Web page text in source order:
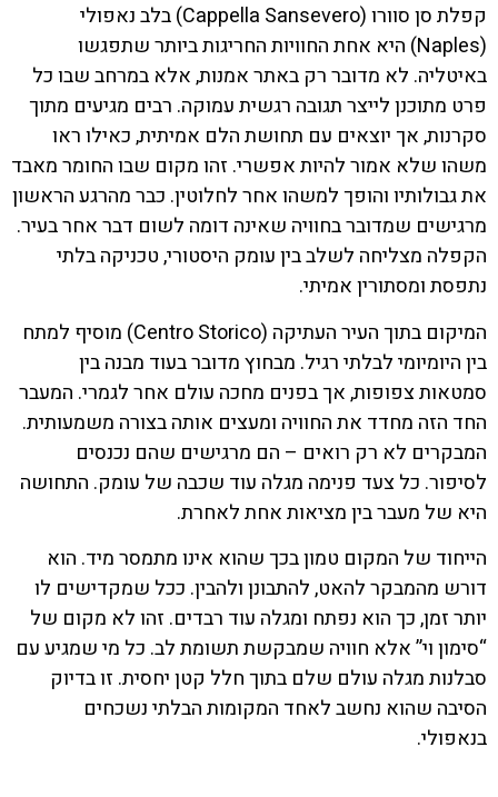
קפלת סן סוורו (Cappella Sansevero) בלב נאפולי
(Naples) היא אחת החוויות החריגות ביותר שתפגשו
באיטליה. לא מדובר רק באתר אמנות, אלא במרחב שבו כל
פרט מתוכנן לייצר תגובה רגשית עמוקה. רבים מגיעים מתוך
סקרנות, אך יוצאים עם תחושת הלם אמיתית, כאילו ראו
משהו שלא אמור להיות אפשרי. זהו מקום שבו החומר מאבד
את גבולותיו והופך למשהו אחר לחלוטין. כבר מהרגע הראשון
מרגישים שמדובר בחוויה שאינה דומה לשום דבר אחר בעיר.
הקפלה מצליחה לשלב בין עומק היסטורי, טכניקה בלתי
נתפסת ומסתורין אמיתי.
המיקום בתוך העיר העתיקה (Centro Storico) מוסיף למתח
בין היומיומי לבלתי רגיל. מבחוץ מדובר בעוד מבנה בין
סמטאות צפופות, אך בפנים מחכה עולם אחר לגמרי. המעבר
החד הזה מחדד את החוויה ומעצים אותה בצורה משמעותית.
המבקרים לא רק רואים – הם מרגישים שהם נכנסים
לסיפור. כל צעד פנימה מגלה עוד שכבה של עומק. התחושה
היא של מעבר בין מציאות אחת לאחרת.
הייחוד של המקום טמון בכך שהוא אינו מתמסר מיד. הוא
דורש מהמבקר להאט, להתבונן ולהבין. ככל שמקדישים לו
יותר זמן, כך הוא נפתח ומגלה עוד רבדים. זהו לא מקום של
“סימון וי” אלא חוויה שמבקשת תשומת לב. כל מי שמגיע עם
סבלנות מגלה עולם שלם בתוך חלל קטן יחסית. זו בדיוק
הסיבה שהוא נחשב לאחד המקומות הבלתי נשכחים
בנאפולי.